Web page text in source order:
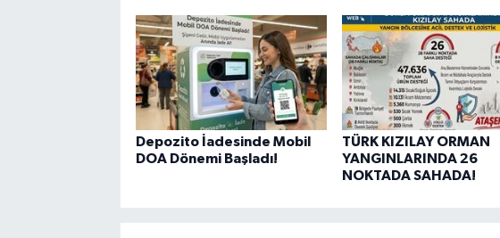
Depozito İadesinde Mobil
DOA Dönemi Başladı!
TÜRK KIZILAY ORMAN
YANGINLARINDA 26
NOKTADA SAHADA!